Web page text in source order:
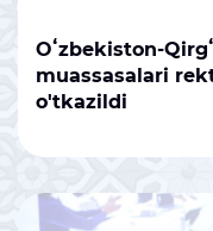
Oʻzbekiston-
muassasalari
o'tkazildi